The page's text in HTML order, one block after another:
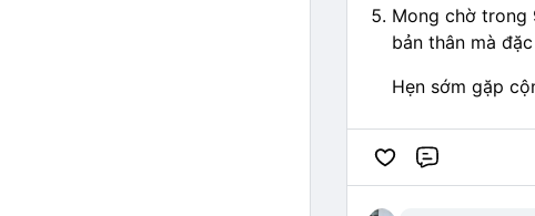
Mong chờ trong
bản thân mà
Hẹn sớm gặp